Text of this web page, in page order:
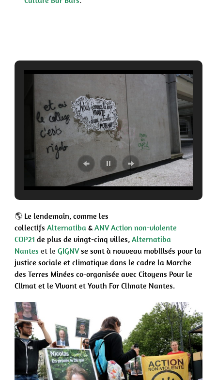
🌎 Le lendemain, comme les
collectifs Alternatiba & ANV Action non-violente
COP21 de plus de vingt-cinq villes, Alternatiba
Nantes et le GIGNV se sont à nouveau mobilisés pour la
justice sociale et climatique dans le cadre la Marche
des Terres Minées co-organisée avec Citoyens Pour le
Climat et le Vivant et Youth For Climate Nantes.